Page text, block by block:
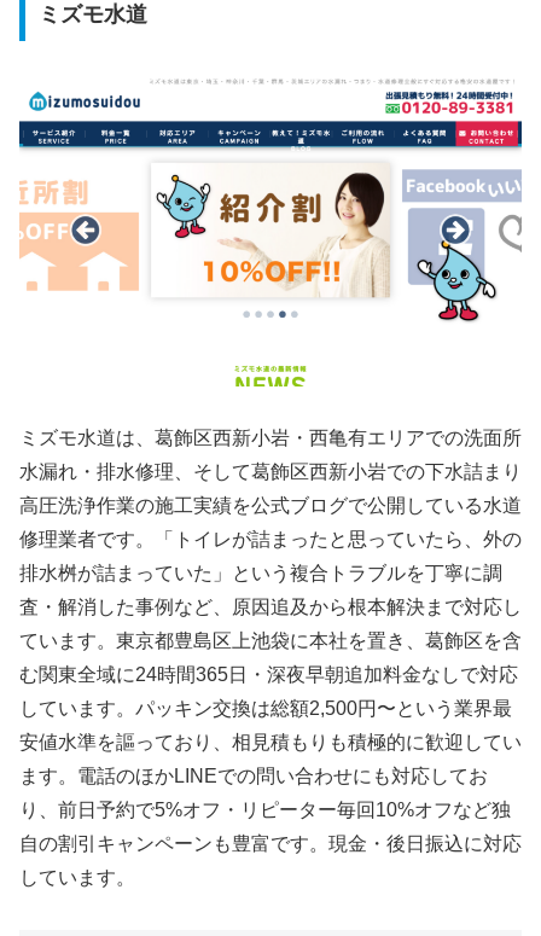
ミズモ水道
ミズモ水道は、葛飾区西新小岩・西亀有エリアでの洗面所
水漏れ・排水修理、そして葛飾区西新小岩での下水詰まり
高圧洗浄作業の施工実績を公式ブログで公開している水道
修理業者です。「トイレが詰まったと思っていたら、外の
排水桝が詰まっていた」という複合トラブルを丁寧に調
査・解消した事例など、原因追及から根本解決まで対応し
ています。東京都豊島区上池袋に本社を置き、葛飾区を含
む関東全域に24時間365日・深夜早朝追加料金なしで対応
しています。パッキン交換は総額2,500円〜という業界最
安値水準を謳っており、相見積もりも積極的に歓迎してい
ます。電話のほかLINEでの問い合わせにも対応してお
り、前日予約で5%オフ・リピーター毎回10%オフなど独
自の割引キャンペーンも豊富です。現金・後日振込に対応
しています。